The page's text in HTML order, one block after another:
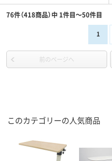
76件（418商品）中 1件目～50件目
1
前のページへ
このカテゴリーの人気商品